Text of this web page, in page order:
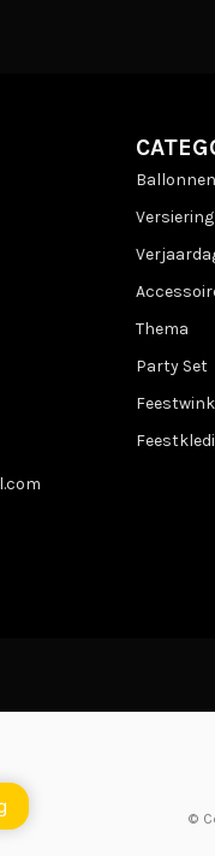
Ballonnen
Versiering
Thema
Party Set
©